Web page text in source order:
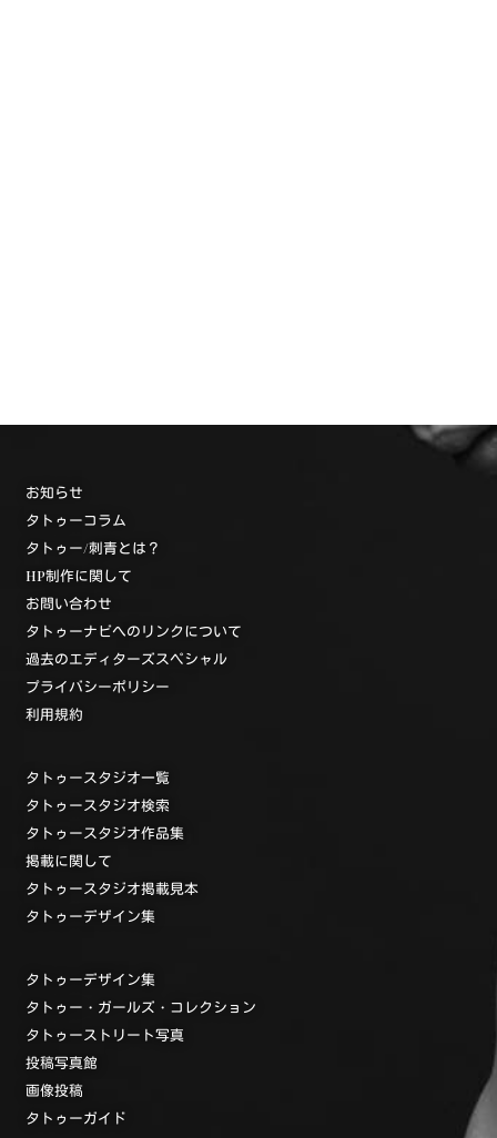
お知らせ
タトゥーコラム
タトゥー/刺青とは？
HP制作に関して
お問い合わせ
タトゥーナビへのリンクについて
過去のエディターズスペシャル
プライバシーポリシー
利用規約
タトゥースタジオ一覧
タトゥースタジオ検索
タトゥースタジオ作品集
掲載に関して
タトゥースタジオ掲載見本
タトゥーデザイン集
タトゥーデザイン集
タトゥー・ガールズ・コレクション
タトゥーストリート写真
投稿写真館
画像投稿
タトゥーガイド